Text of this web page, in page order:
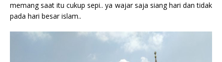
memang saat itu cukup sepi.. ya wajar saja siang hari dan tidak
pada hari besar islam..